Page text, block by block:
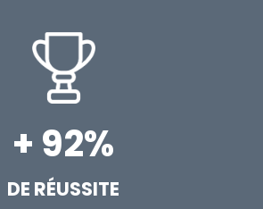
+ 92%
DE RÉUSSITE